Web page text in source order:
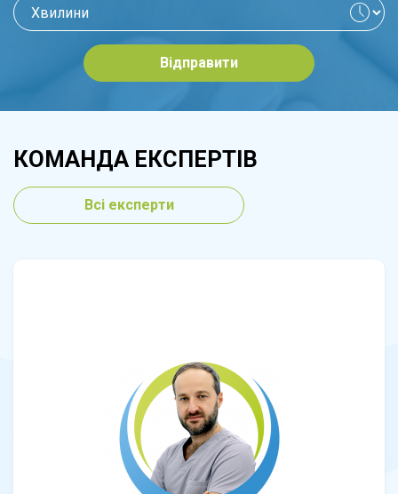
Відправити
КОМАНДА ЕКСПЕРТІВ
Всі експерти